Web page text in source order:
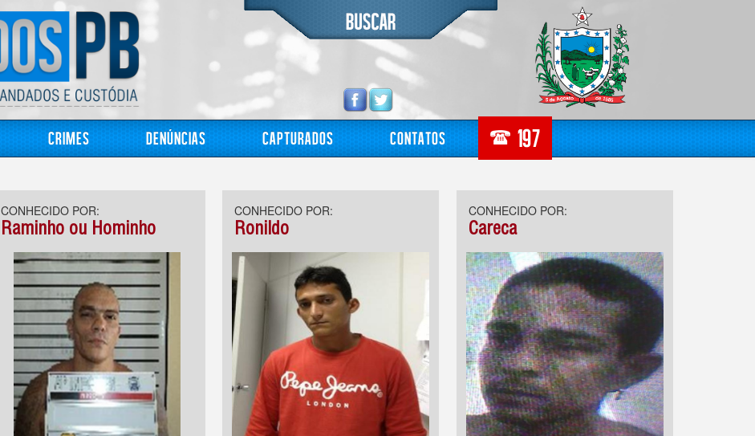
Crimes Denúncias Capturados Contatos
CONHECIDO POR:
Raminho ou Hominho
CONHECIDO POR:
Ronildo
CONHECIDO POR:
Careca